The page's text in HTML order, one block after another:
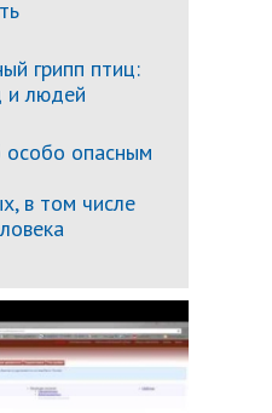
грипп птиц:
и людей
опасным
в том числе